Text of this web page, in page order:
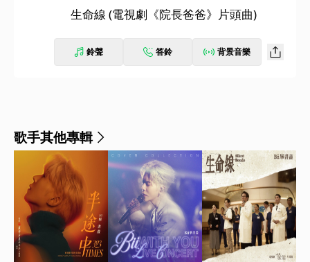
生命線 (電視劇《院長爸爸》片頭曲)
鈴聲 答鈴 背景音樂
歌手其他專輯